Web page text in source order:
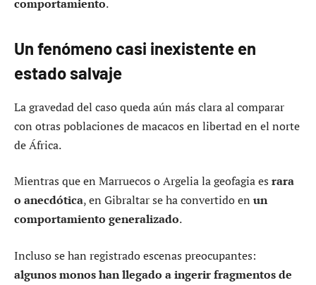
comportamiento.
Un fenómeno casi inexistente en
estado salvaje
La gravedad del caso queda aún más clara al comparar
con otras poblaciones de macacos en libertad en el norte
de África.
Mientras que en Marruecos o Argelia la geofagia es rara
o anecdótica, en Gibraltar se ha convertido en un
comportamiento generalizado.
Incluso se han registrado escenas preocupantes:
algunos monos han llegado a ingerir fragmentos de